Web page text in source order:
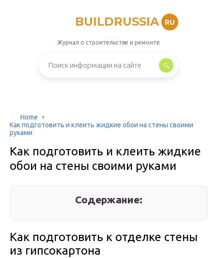
BUILDRUSSIA RU
Журнал о строительстве и ремонте
Home
Как подготовить и клеить жидкие обои на стены своими
руками
Как подготовить и клеить жидкие
обои на стены своими руками
Содержание:
Как подготовить к отделке стены
из гипсокартона